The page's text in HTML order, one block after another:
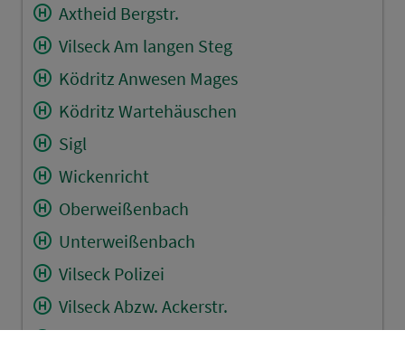
Axtheid Bergstr.
Vilseck Am langen Steg
Ködritz Anwesen Mages
Ködritz Wartehäuschen
Sigl
Wickenricht
Oberweißenbach
Unterweißenbach
Vilseck Polizei
Vilseck Abzw. Ackerstr.